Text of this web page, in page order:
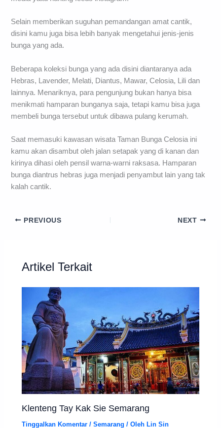
Selain memberikan suguhan pemandangan amat cantik,
disini kamu juga bisa lebih banyak mengetahui jenis-jenis
bunga yang ada.
Beberapa koleksi bunga yang ada disini diantaranya ada
Hebras, Lavender, Melati, Diantus, Mawar, Celosia, Lili dan
lainnya. Menariknya, para pengunjung bukan hanya bisa
menikmati hamparan bunganya saja, tetapi kamu bisa juga
membeli bunga tersebut untuk dibawa pulang kerumah.
Saat memasuki kawasan wisata Taman Bunga Celosia ini
kamu akan disambut oleh jalan setapak yang di kanan dan
kirinya dihasi oleh pensil warna-warni raksasa. Hamparan
bunga diantrus hebras juga menjadi penyambut lain yang tak
kalah cantik.
PREVIOUS NEXT
Artikel Terkait
Klenteng Tay Kak Sie Semarang
Tinggalkan Komentar /Semarang / Oleh Lin Sin